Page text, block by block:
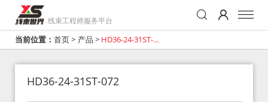
线束工程师服务平台
当前位置： 首页> 产品 > HD36-24-31ST-
HD36-24-31ST-072